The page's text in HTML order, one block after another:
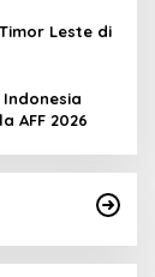
Leste di
AFF 2026